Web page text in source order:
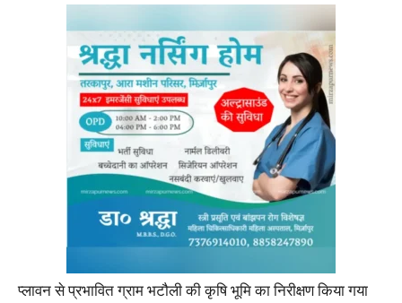
प्लावन से प्रभावित ग्राम भटौली की कृषि भूमि का निरीक्षण किया गया